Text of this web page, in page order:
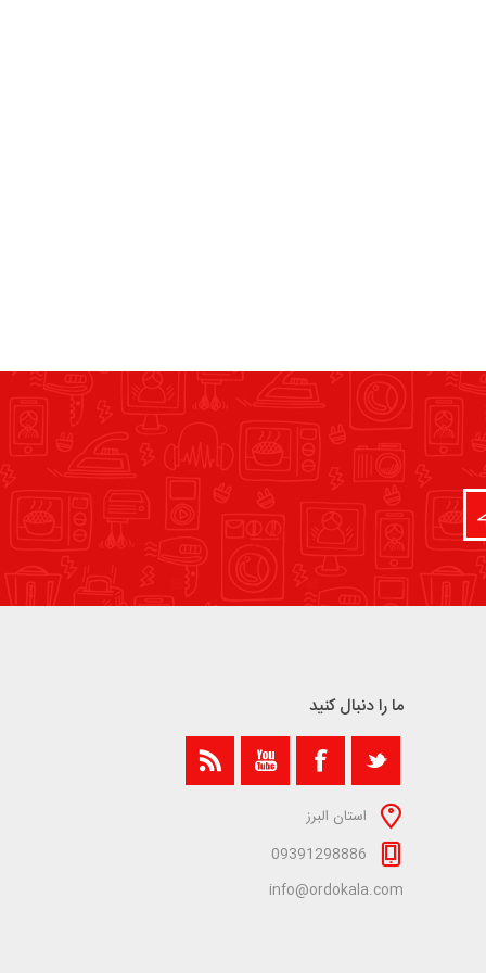
ما را دنبال کنید
استان البرز
09391298886
info@ordokala.com